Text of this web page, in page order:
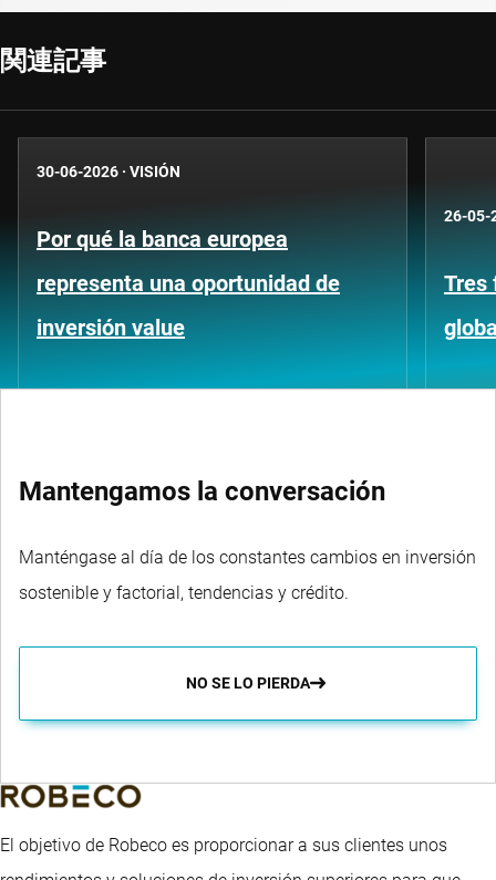
関連記事
30-06-2026 · VISIÓN
Por qué la banca europea
representa una oportunidad de
inversión value
26-05-
Tres
Mantengamos la conversación
Manténgase al día de los constantes cambios en inversión
sostenible y factorial, tendencias y crédito.
NO SE LO PIERDA
El objetivo de Robeco es proporcionar a sus clientes unos